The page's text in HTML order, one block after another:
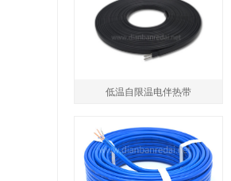
低温自限温电伴热带